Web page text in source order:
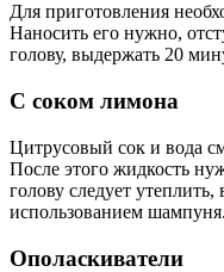
Для приготовления
Наносить его нужно,
голову, выдержать 20
С соком лимона
Цитрусовый сок и вода
После этого жидкость
голову следует
использованием шампуня.
Ополаскиватели